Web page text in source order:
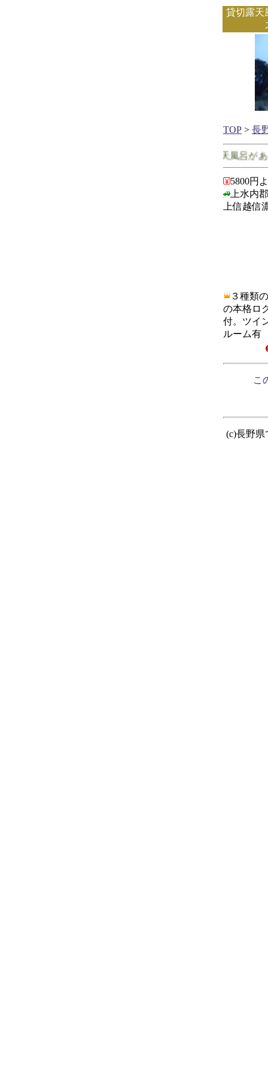
貸切露
TOP > 長
長野県で客室に露天風呂があ
5800円
上水内
上信越信
３種類
の本格ロ
付。ツイ
ルーム有
こ
(c)長野